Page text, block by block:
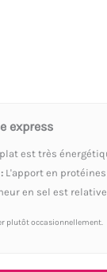
express
est très
L'apport en protéines
en sel est
plutôt occasionnellement.